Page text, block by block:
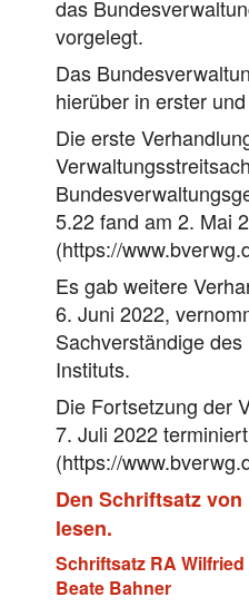
das
vorgelegt.
Das
hierüber in erster
Die erste
5.22 fand am 2. Mai
(https://
Es gab weitere
6. Juni 2022,
Sachverständige
Instituts.
Die Fortsetzung der
7. Juli 2022
(https://
Den Schriftsatz
lesen.
Schriftsatz RA
Beate Bahner